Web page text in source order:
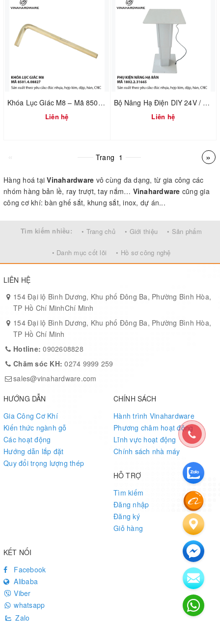
Khóa Lục Giác M8 – Mã 8501.4.08827
Liên hệ
Bộ Nâng Hạ Điện DIY 24V / 220V – Cơ Cấu Nâng Bàn Tatami – Mã 1802.2.31665
Liên hệ
« Trang 1 »
Hàng hoá tạiVinahardware vô cùng đa dạng, từ gia công các
nhóm hàng bản lề, ray trượt, tay nắm… Vinahardware cũng gia
công cơ khí: bàn ghế sắt, khung sắt, inox, dự án...
Tìm kiếm nhiều: • Trang chủ • Giới thiệu • Sản phẩm
• Danh mục cốt lõi • Hồ sơ công nghệ
LIÊN HỆ
154 Đại lộ Bình Dương, Khu phố Đông Ba, Phường Bình Hòa,
TP Hồ Chí MinhChí Minh
154 Đại lộ Bình Dương, Khu phố Đông Ba, Phường Bình Hòa,
TP Hồ Chí Minh
Hotline:0902608828
Chăm sóc KH:0274 9999 259
sales@vinahardware.com
HƯỚNG DẪN
Gia Công Cơ Khí
Kiến thức ngành gỗ
Các hoạt động
Hướng dẫn lắp đặt
Quy đổi trọng lượng thép
CHÍNH SÁCH
Hành trình Vinahardware
Phương châm hoạt động
Lĩnh vực hoạt động
Chính sách nhà máy
HỖ TRỢ
Tìm kiếm
Đăng nhập
Đăng ký
Giỏ hàng
KẾT NỐI
Facebook
Alibaba
Viber
whatsapp
Zalo